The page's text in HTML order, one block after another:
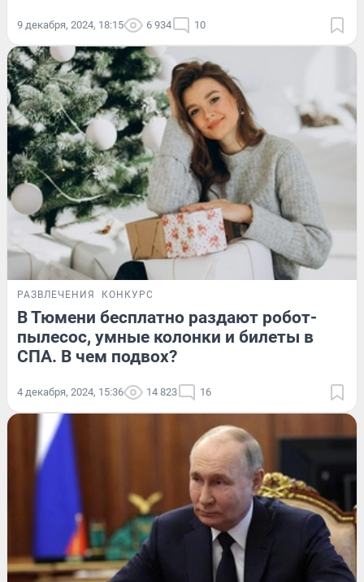
9 декабря, 2024, 18:15 6 934 10
РАЗВЛЕЧЕНИЯ КОНКУРС
В Тюмени бесплатно раздают робот-
пылесос, умные колонки и билеты в
СПА. В чем подвох?
4 декабря, 2024, 15:36 14 823 16